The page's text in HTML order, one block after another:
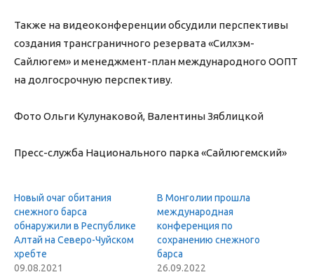
Также на видеоконференции обсудили перспективы
создания трансграничного резервата «Силхэм-
Сайлюгем» и менеджмент-план международного ООПТ
на долгосрочную перспективу.
Фото Ольги Кулунаковой, Валентины Зяблицкой
Пресс-служба Национального парка «Сайлюгемский»
Новый очаг обитания
снежного барса
обнаружили в Республике
Алтай на Северо-Чуйском
хребте
09.08.2021
В Монголии прошла
международная
конференция по
сохранению снежного
барса
26.09.2022